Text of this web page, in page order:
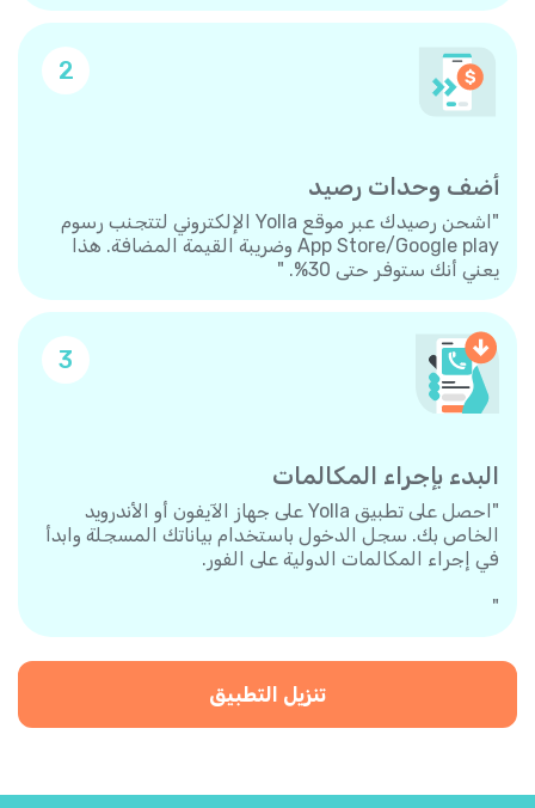
2
أضف وحدات رصيد
"اشحن رصيدك عبر موقع Yolla الإلكتروني لتتجنب رسوم
App Store/Google play وضريبة القيمة المضافة. هذا
يعني أنك ستوفر حتى 30%. "
3
البدء بإجراء المكالمات
"احصل على تطبيق Yolla على جهاز الآيفون أو الأندرويد
الخاص بك. سجل الدخول باستخدام بياناتك المسجلة وابدأ
في إجراء المكالمات الدولية على الفور.
"
تنزيل التطبيق